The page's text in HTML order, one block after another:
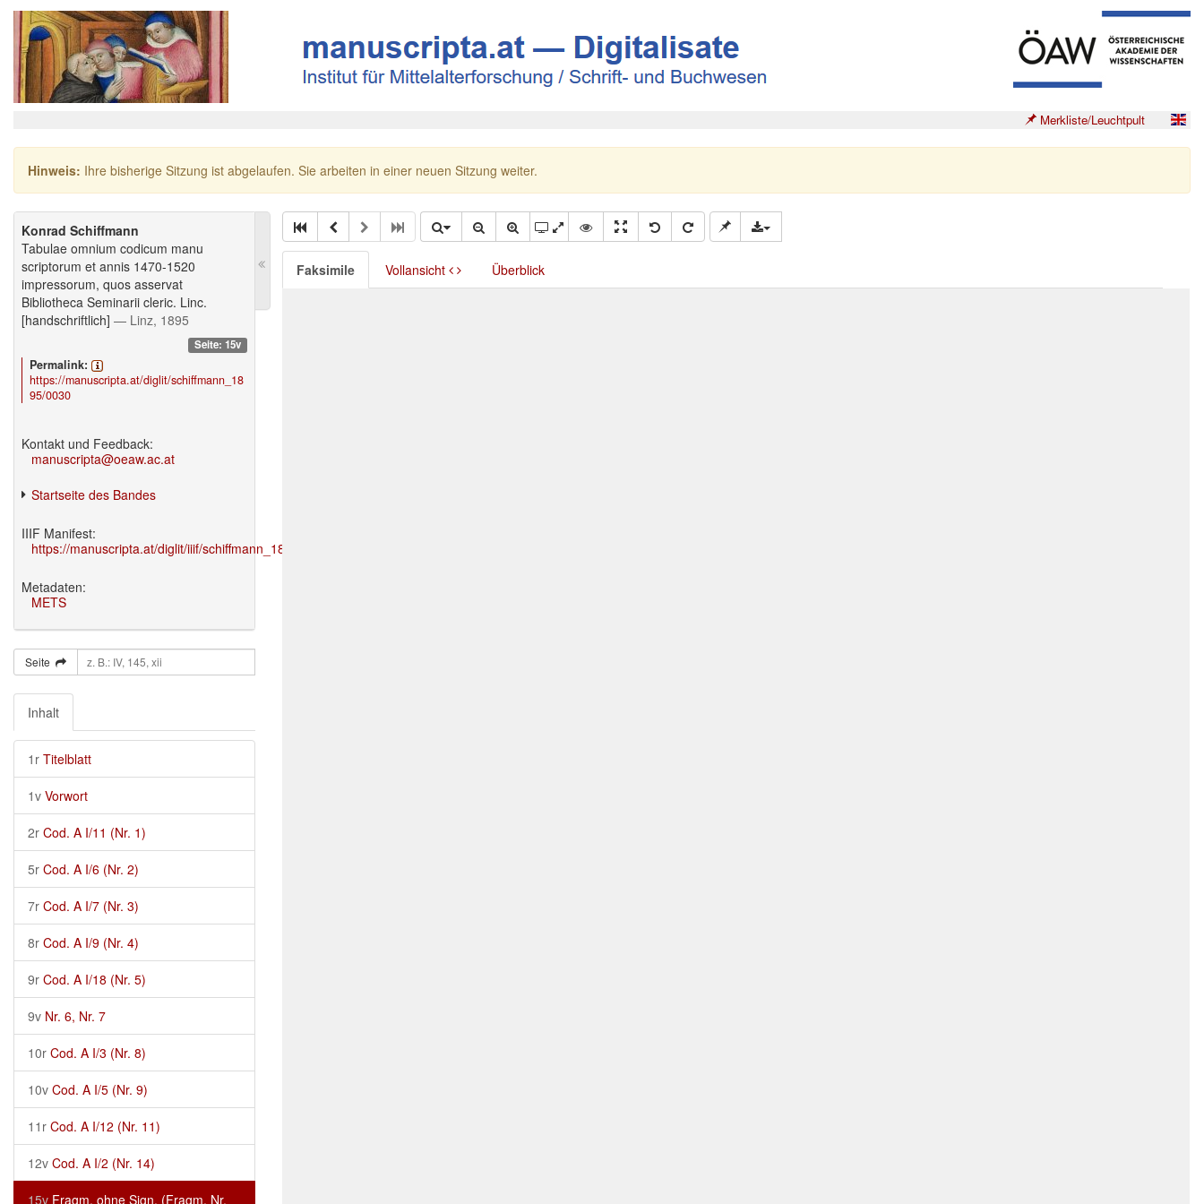
Merkliste/Leuchtpult
Hinweis: Ihre bisherige Sitzung ist abgelaufen. Sie arbeiten in einer neuen Sitzung weiter.
Konrad Schiffmann
Tabulae omnium codicum manu
scriptorum et annis 1470-1520
impressorum, quos asservat
Bibliotheca Seminarii cleric. Linc.
[handschriftlich] — Linz, 1895
Seite: 15v
Permalink:
https://manuscripta.at/diglit/schiffmann_18
95/0030
Kontakt und Feedback:
manuscripta@oeaw.ac.at
Startseite des Bandes
IIIF Manifest:
https://manuscripta.at/diglit/iiif/schiffmann_1895/manifest.json
Metadaten:
METS
Seite
Inhalt
1r Titelblatt
1v Vorwort
2r Cod. A I/11 (Nr. 1)
5r Cod. A I/6 (Nr. 2)
7r Cod. A I/7 (Nr. 3)
8r Cod. A I/9 (Nr. 4)
9r Cod. A I/18 (Nr. 5)
9v Nr. 6, Nr. 7
10r Cod. A I/3 (Nr. 8)
10v Cod. A I/5 (Nr. 9)
11r Cod. A I/12 (Nr. 11)
12v Cod. A I/2 (Nr. 14)
15v Fragm. ohne Sign. (Fragm. Nr.
Faksimile Vollansicht Überblick